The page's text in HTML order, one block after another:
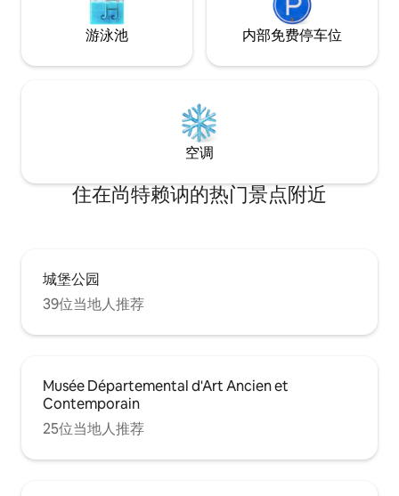
游泳池 内部免费停车位
空调
住在尚特赖讷的热门景点附近
城堡公园
39位当地人推荐
Musée Départemental d'Art Ancien et
Contemporain
25位当地人推荐